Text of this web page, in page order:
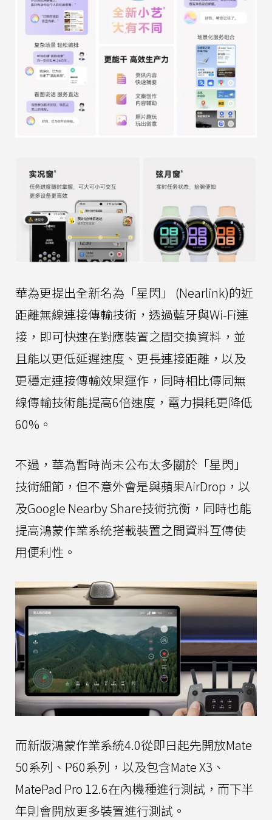
華為更提出全新名為「星閃」 (Nearlink)的近
距離無線連接傳輸技術，透過藍牙與Wi-Fi連
接，即可快速在對應裝置之間交換資料，並
且能以更低延遲速度、更長連接距離，以及
更穩定連接傳輸效果運作，同時相比傳同無
線傳輸技術能提高6倍速度，電力損耗更降低
60%。
不過，華為暫時尚未公布太多關於「星閃」
技術細節，但不意外會是與蘋果AirDrop，以
及Google Nearby Share技術抗衡，同時也能
提高鴻蒙作業系統搭載裝置之間資料互傳使
用便利性。
而新版鴻蒙作業系統4.0從即日起先開放Mate
50系列、P60系列，以及包含Mate X3、
MatePad Pro 12.6在內機種進行測試，而下半
年則會開放更多裝置進行測試。